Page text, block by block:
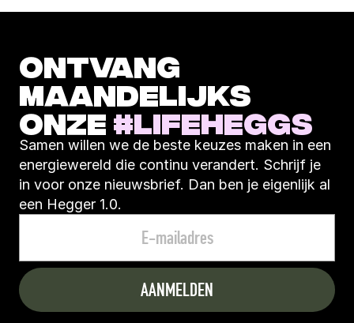
ONTVANG
MAANDELIJKS
ONZE #LIFEHEGGS
Samen willen we de beste keuzes maken in een
energiewereld die continu verandert. Schrijf je
in voor onze nieuwsbrief. Dan ben je eigenlijk al
een Hegger 1.0.